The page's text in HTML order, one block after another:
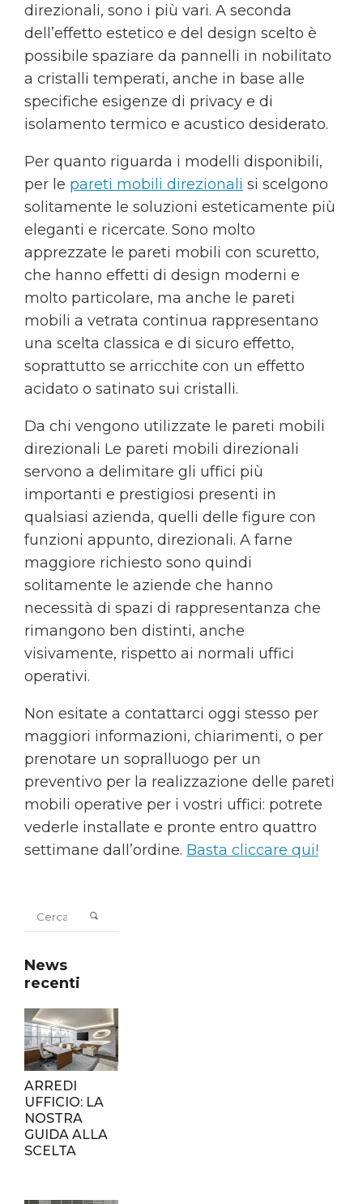
direzionali, sono i più vari. A seconda
dell’effetto estetico e del design scelto è
possibile spaziare da pannelli in nobilitato
a cristalli temperati, anche in base alle
specifiche esigenze di privacy e di
isolamento termico e acustico desiderato.
Per quanto riguarda i modelli disponibili,
per le pareti mobili direzionali si scelgono
solitamente le soluzioni esteticamente più
eleganti e ricercate. Sono molto
apprezzate le pareti mobili con scuretto,
che hanno effetti di design moderni e
molto particolare, ma anche le pareti
mobili a vetrata continua rappresentano
una scelta classica e di sicuro effetto,
soprattutto se arricchite con un effetto
acidato o satinato sui cristalli.
Da chi vengono utilizzate le pareti mobili
direzionali Le pareti mobili direzionali
servono a delimitare gli uffici più
importanti e prestigiosi presenti in
qualsiasi azienda, quelli delle figure con
funzioni appunto, direzionali. A farne
maggiore richiesto sono quindi
solitamente le aziende che hanno
necessità di spazi di rappresentanza che
rimangono ben distinti, anche
visivamente, rispetto ai normali uffici
operativi.
Non esitate a contattarci oggi stesso per
maggiori informazioni, chiarimenti, o per
prenotare un sopralluogo per un
preventivo per la realizzazione delle pareti
mobili operative per i vostri uffici: potrete
vederle installate e pronte entro quattro
settimane dall’ordine. Basta cliccare qui!
News
recenti
ARREDI
UFFICIO: LA
NOSTRA
GUIDA ALLA
SCELTA